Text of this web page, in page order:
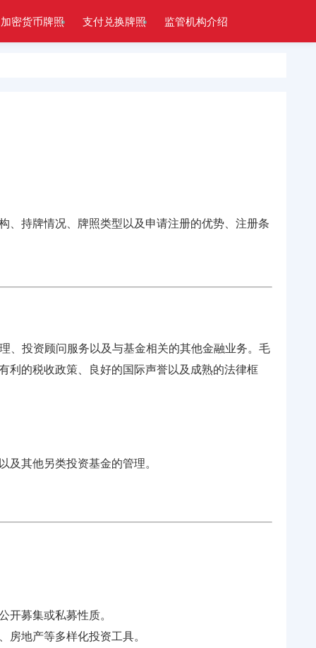
加密货币牌照 支付兑换牌照 监管机构介绍
、持牌情况、牌照类型以及申请注册的优势、注册条
、投资顾问服务以及与基金相关的其他金融业务。毛
利的税收政策、良好的国际声誉以及成熟的法律框
其他另类投资基金的管理。
募集或私募性质。
地产等多样化投资工具。